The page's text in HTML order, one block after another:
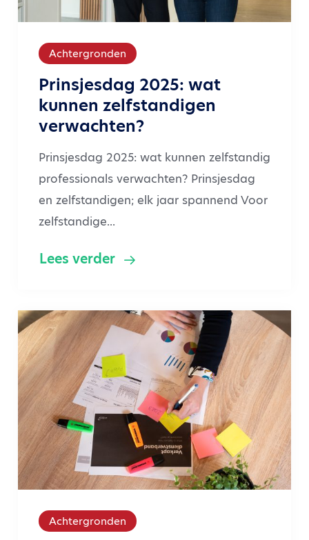
Achtergronden
Prinsjesdag 2025: wat
kunnen zelfstandigen
verwachten?
Prinsjesdag 2025: wat kunnen zelfstandig
professionals verwachten? Prinsjesdag
en zelfstandigen; elk jaar spannend Voor
zelfstandige...
Lees verder
Achtergronden